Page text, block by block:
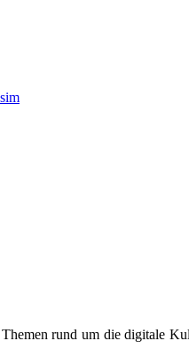
rund um die digitale